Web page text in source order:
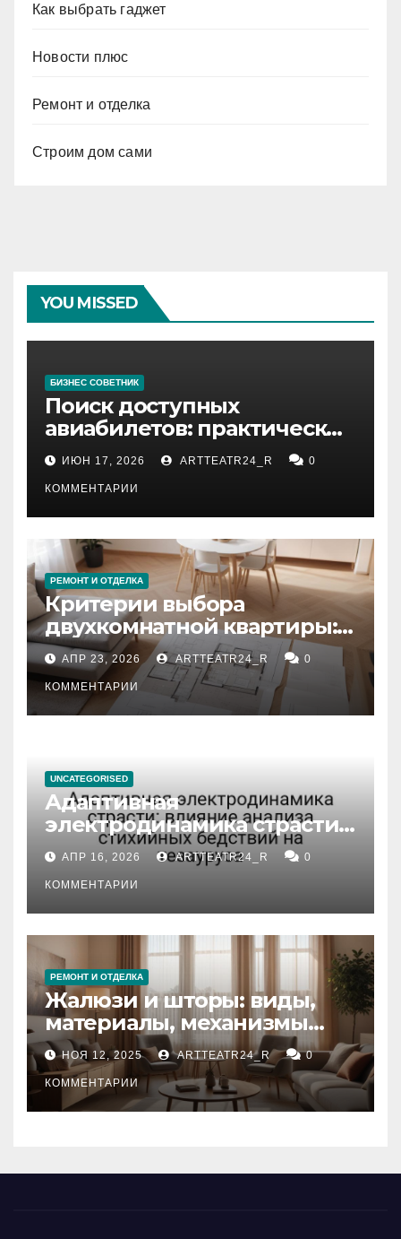
Как выбрать гаджет
Новости плюс
Ремонт и отделка
Строим дом сами
YOU MISSED
БИЗНЕС СОВЕТНИК
Поиск доступных
авиабилетов: практические
рекомендации
ИЮН 17, 2026 ARTTEATR24_R 0
КОММЕНТАРИИ
РЕМОНТ И ОТДЕЛКА
Критерии выбора
двухкомнатной квартиры:
планировка, площадь,
состояние и документация
АПР 23, 2026 ARTTEATR24_R 0
КОММЕНТАРИИ
UNCATEGORISED
Адаптивная
электродинамика страсти:
влияние анализа
стихийных бедствий на
тезауруса
АПР 16, 2026 ARTTEATR24_R 0
КОММЕНТАРИИ
РЕМОНТ И ОТДЕЛКА
Жалюзи и шторы: виды,
материалы, механизмы
управления и уход
НОЯ 12, 2025 ARTTEATR24_R 0
КОММЕНТАРИИ